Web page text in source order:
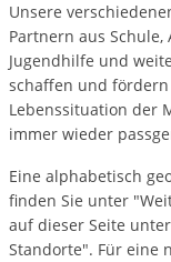
Unsere
Partnern aus Schule,
Jugendhilfe und
schaffen und
Lebenssituation der
immer wieder
Eine alphabetisch
finden Sie unter
auf dieser Seite
Standorte". Für eine